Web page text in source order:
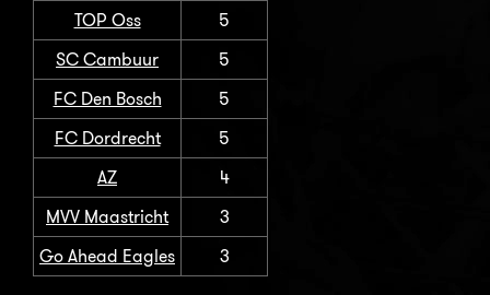
TOP Oss
5
SC Cambuur
5
FC Den Bosch
5
FC Dordrecht
5
AZ
4
MVV Maastricht
3
Go Ahead Eagles
3